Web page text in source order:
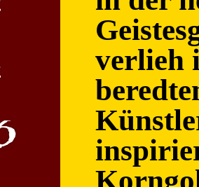
verlieh